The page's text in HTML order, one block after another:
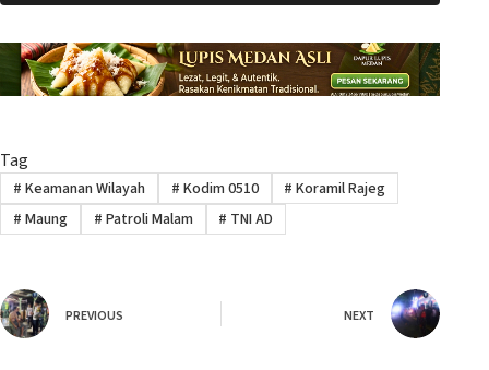
Tag
# Keamanan Wilayah # Kodim 0510 # Koramil Rajeg
# Maung # Patroli Malam # TNI AD
PREVIOUS NEXT